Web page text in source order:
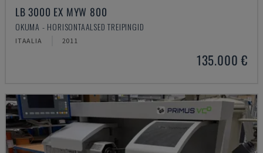
LB 3000 EX MYW 800
OKUMA - HORISONTAALSED TREIPINGID
ITAALIA 2011
135.000 €